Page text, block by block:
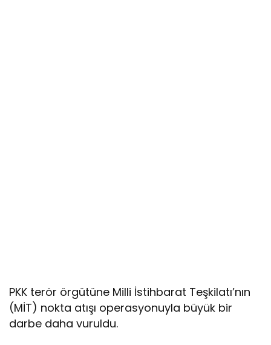
PKK terör örgütüne Milli İstihbarat Teşkilatı’nın
(MİT) nokta atışı operasyonuyla büyük bir
darbe daha vuruldu.